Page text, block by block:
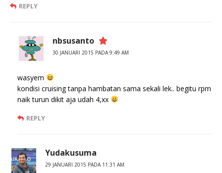
REPLY
nbsusanto
30 JANUARI 2015 PADA 9:49 AM
wasyem
kondisi cruising tanpa hambatan sama sekali lek.. begitu rpm
naik turun dikit aja udah 4,xx
REPLY
Yudakusuma
29 JANUARI 2015 PADA 11:31 AM